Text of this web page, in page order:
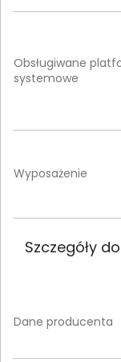
Obsługiwane
systemowe
Wyposażenie
Szczegóły
Dane producenta